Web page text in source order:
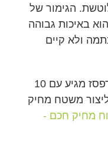
הגימור של
באיכות גבוהה
ולא קיים
הצבע המחיק של סמארטר סורפסז מגיע עם 10
משטח מחיק
מחיק חכם -